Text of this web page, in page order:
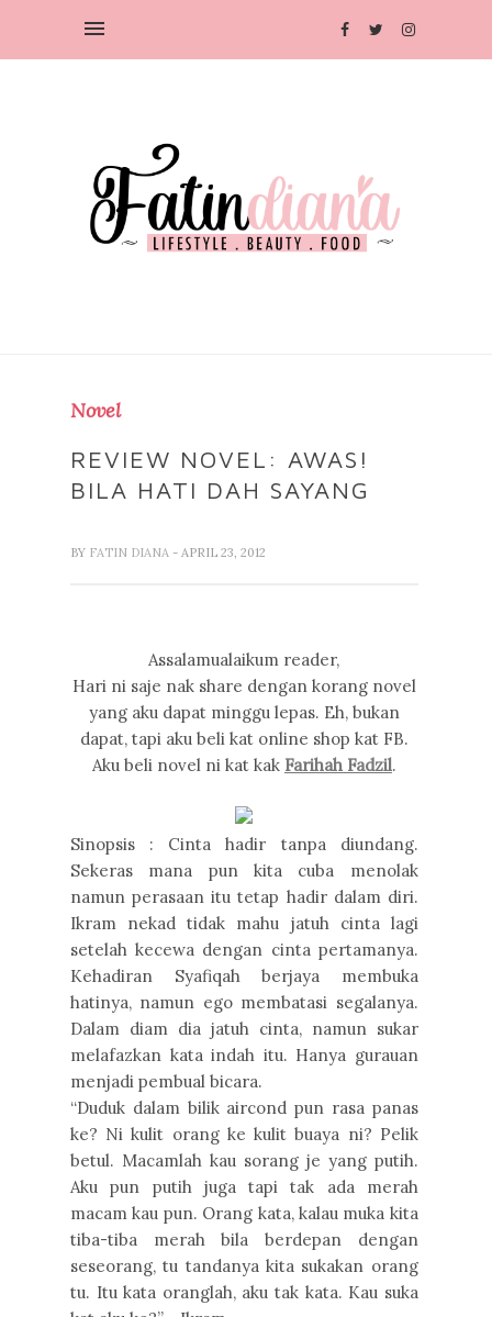
Novel
REVIEW NOVEL: AWAS!
BILA HATI DAH SAYANG
BY FATIN DIANA - APRIL 23, 2012
Assalamualaikum reader,
Hari ni saje nak share dengan korang novel
yang aku dapat minggu lepas. Eh, bukan
dapat, tapi aku beli kat online shop kat FB.
Aku beli novel ni kat kak Farihah Fadzil.
Sinopsis : Cinta hadir tanpa diundang.
Sekeras mana pun kita cuba menolak
namun perasaan itu tetap hadir dalam diri.
Ikram nekad tidak mahu jatuh cinta lagi
setelah kecewa dengan cinta pertamanya.
Kehadiran Syafiqah berjaya membuka
hatinya, namun ego membatasi segalanya.
Dalam diam dia jatuh cinta, namun sukar
melafazkan kata indah itu. Hanya gurauan
menjadi pembual bicara.
“Duduk dalam bilik aircond pun rasa panas
ke? Ni kulit orang ke kulit buaya ni? Pelik
betul. Macamlah kau sorang je yang putih.
Aku pun putih juga tapi tak ada merah
macam kau pun. Orang kata, kalau muka kita
tiba-tiba merah bila berdepan dengan
seseorang, tu tandanya kita sukakan orang
tu. Itu kata oranglah, aku tak kata. Kau suka